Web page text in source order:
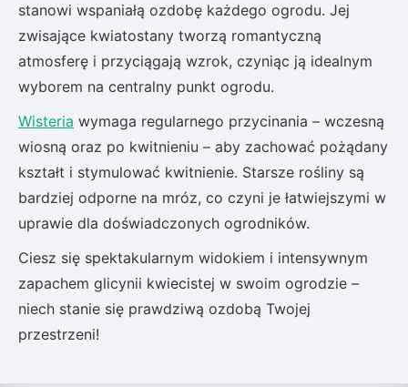
stanowi wspaniałą ozdobę każdego ogrodu. Jej
zwisające kwiatostany tworzą romantyczną
atmosferę i przyciągają wzrok, czyniąc ją idealnym
wyborem na centralny punkt ogrodu.
Wisteria wymaga regularnego przycinania – wczesną
wiosną oraz po kwitnieniu – aby zachować pożądany
kształt i stymulować kwitnienie. Starsze rośliny są
bardziej odporne na mróz, co czyni je łatwiejszymi w
uprawie dla doświadczonych ogrodników.
Ciesz się spektakularnym widokiem i intensywnym
zapachem glicynii kwiecistej w swoim ogrodzie –
niech stanie się prawdziwą ozdobą Twojej
przestrzeni!